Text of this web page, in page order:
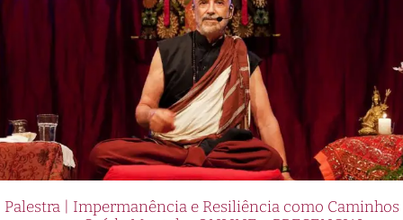
Palestra | Impermanência e Resiliência como Caminhos